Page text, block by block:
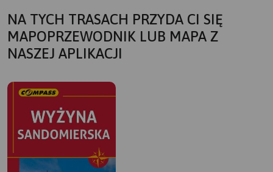
NA TYCH TRASACH PRZYDA CI SIĘ
MAPOPRZEWODNIK LUB MAPA Z
NASZEJ APLIKACJI